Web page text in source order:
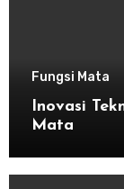
Fungsi Mata
Inovasi
Mata